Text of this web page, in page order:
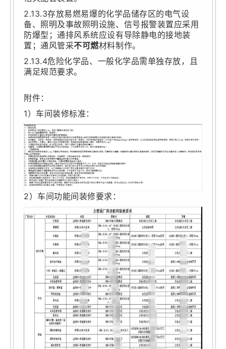
2.13.3存放易燃易爆的化学品储存区的电气设
备、照明及事故照明设施、信号报警装置应采用
防爆型；通排风系统应设有导除静电的接地装
置；通风管采不可燃材料制作。
2.13.4危险化学品、一般化学品需单独存放，且
满足规范要求。
附件：
1）车间装修标准：
2）车间功能间装修要求：